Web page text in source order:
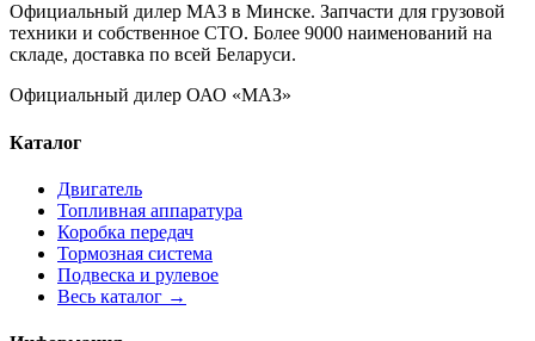
Официальный дилер МАЗ в Минске. Запчасти для грузовой
техники и собственное СТО. Более 9000 наименований на
складе, доставка по всей Беларуси.
Официальный дилер ОАО «МАЗ»
Каталог
Двигатель
Топливная аппаратура
Коробка передач
Тормозная система
Подвеска и рулевое
Весь каталог →